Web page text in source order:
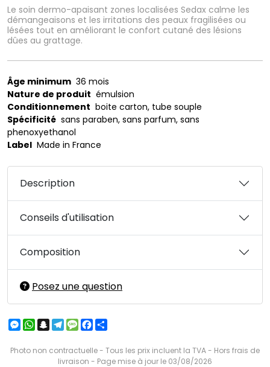
Le soin dermo-apaisant zones localisées Sedax calme les
démangeaisons et les irritations des peaux fragilisées ou
lésées tout en améliorant le confort cutané des lésions
dûes au grattage.
Âge minimum 36 mois
Nature de produit émulsion
Conditionnement boite carton, tube souple
Spécificité sans paraben, sans parfum, sans
phenoxyethanol
Label Made in France
Description
Conseils d'utilisation
Composition
Posez une question
Messenger
WhatsApp
Snapchat
Telegram
MessageFacebook
Photo non contractuelle - Tous les prix incluent la TVA - Hors frais de
livraison - Page mise à jour le 03/08/2026